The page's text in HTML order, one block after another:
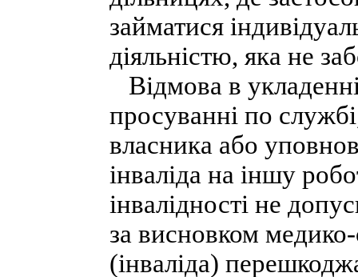
займатися
діяльністю, яка не
Відмова в
просуванні по
власника або
інваліда на іншу
інвалідності не
за висновком медико-
(інваліда)